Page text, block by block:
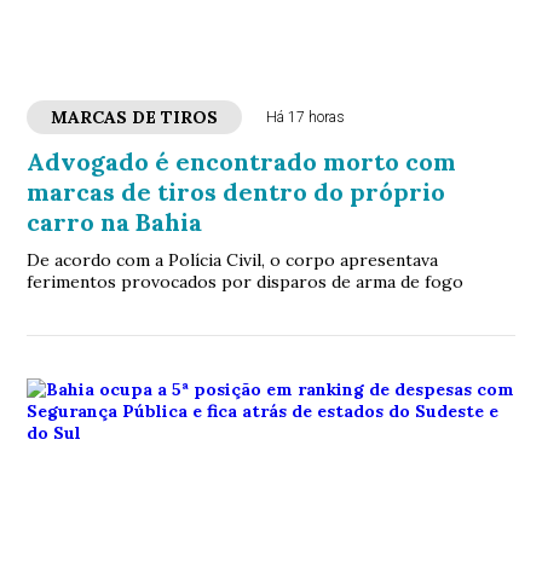
MARCAS DE TIROS Há 17 horas
Advogado é encontrado morto com
marcas de tiros dentro do próprio
carro na Bahia
De acordo com a Polícia Civil, o corpo apresentava
ferimentos provocados por disparos de arma de fogo